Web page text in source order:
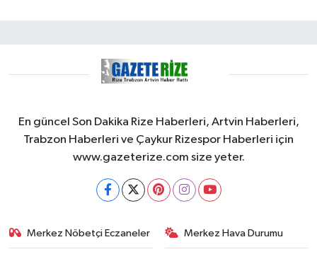
En güncel Son Dakika Rize Haberleri, Artvin Haberleri,
Trabzon Haberleri ve Çaykur Rizespor Haberleri için
www.gazeterize.com size yeter.
Merkez Nöbetçi Eczaneler Merkez Hava Durumu